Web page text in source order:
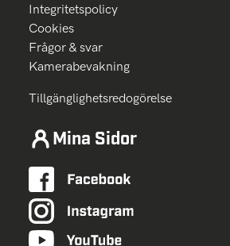
Integritetspolicy
Cookies
Frågor & svar
Kamerabevakning
Tillgänglighetsredogörelse
Mina Sidor